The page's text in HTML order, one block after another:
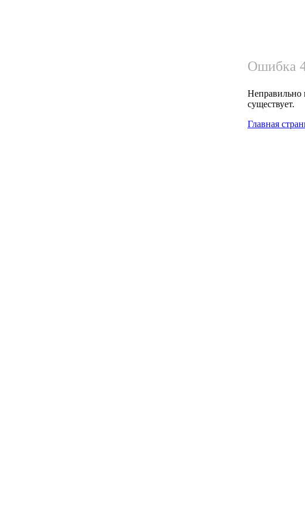
Ошибка
Неправильно
существует.
Главная